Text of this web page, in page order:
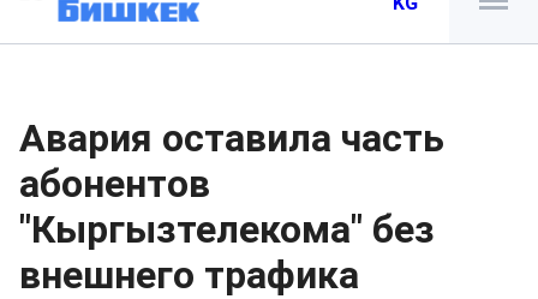
Авария оставила часть
абонентов
"Кыргызтелекома" без
внешнего трафика